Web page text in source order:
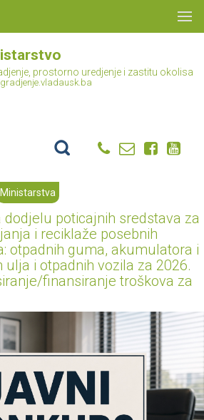
prostorno uredjenje i zastitu okolisa
Ministarstva
poticajnih sredstava za
i reciklaže posebnih
otpadnih guma, akumulatora i
ulja i otpadnih vozila za 2026.
finansiranje troškova za